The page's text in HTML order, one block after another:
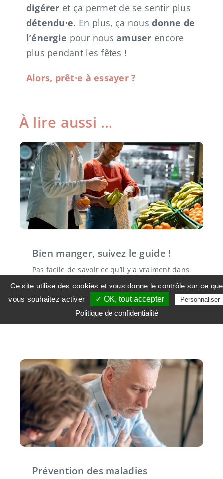
digérer et ça permet de se sentir plus
détendu·e. En plus, ça nousdonne de
l’énergie pour nousamuser encore
plus pendant les fêtes !
Alors, prêt·e à essayer ?
À lire aussi …
Bien manger, suivez le guide !
Pas facile de savoir ce qu’il y a vraiment dans
ce qu’on achète, d’où ça vient, comment c’est
fabriqué.. Découvrez le guide pour vos
courses...
Prévention des maladies
Ce site utilise des cookies et vous donne le contrôle sur ce que
vous souhaitez activer
✓ OK, tout accepter Personnaliser
Politique de confidentialité